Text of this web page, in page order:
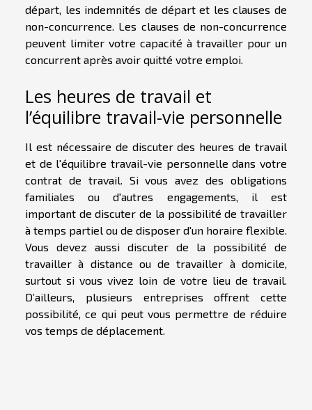
départ, les indemnités de départ et les clauses de
non-concurrence. Les clauses de non-concurrence
peuvent limiter votre capacité à travailler pour un
concurrent après avoir quitté votre emploi.
Les heures de travail et
l’équilibre travail-vie personnelle
Il est nécessaire de discuter des heures de travail
et de l'équilibre travail-vie personnelle dans votre
contrat de travail. Si vous avez des obligations
familiales ou d'autres engagements, il est
important de discuter de la possibilité de travailler
à temps partiel ou de disposer d'un horaire flexible.
Vous devez aussi discuter de la possibilité de
travailler à distance ou de travailler à domicile,
surtout si vous vivez loin de votre lieu de travail.
D’ailleurs, plusieurs entreprises offrent cette
possibilité, ce qui peut vous permettre de réduire
vos temps de déplacement.